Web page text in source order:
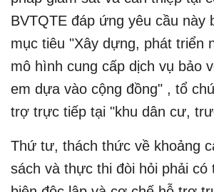
BVTQTE đáp ứng yêu cầu này
mục tiêu "Xây dựng, phát triển
mô hình cung cấp dịch vụ bảo
em dựa vào cộng đồng" , tổ
trợ trực tiếp tại "khu dân cư,
Thứ tư, thách thức về khoảng
sách và thực thi đòi hỏi phải có